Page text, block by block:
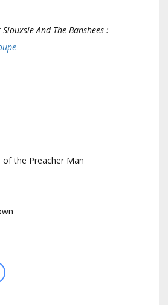
And The Banshees :
of the Preacher Man